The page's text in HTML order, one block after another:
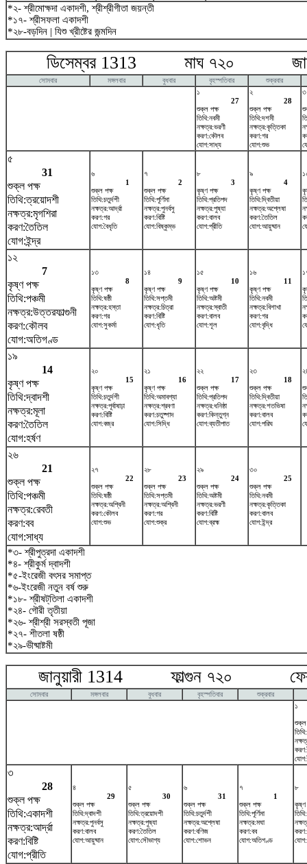
*২- শ্রীমোক্ষদা একাদশী, শ্রীশ্রীগীতা জয়ন্তী
*১৭- শ্রীসফলা একাদশী
*২৮-বড়দিন | যিশু খ্রীষ্টের জন্মদিন
ডিসেম্বর 1313 মাঘ ৭২০
সোমবার মঙ্গলবার বুধবার বৃহস্পতিবার
শুক্রবার
১
27
শুক্ল পক্ষ
তিথি:নবমী
নক্ষত্র:ভরণী
করণ:কৌলব
যোগ:সাধ্য
২
28
শুক্ল পক্ষ
তিথি:দশমী
নক্ষত্র:কৃত্তিকা
করণ:গর
যোগ:শুভ
৩
৫
31
শুক্ল পক্ষ
তিথি:ত্রয়োদশী
নক্ষত্র:মৃগশিরা
করণ:তৈতিল
যোগ:ইন্দ্র
৬
1
শুক্ল পক্ষ
তিথি:চতুর্দশী
নক্ষত্র:আর্দ্রা
করণ:গর
যোগ:বৈধৃতি
৭
2
শুক্ল পক্ষ
তিথি:পূর্ণিমা
নক্ষত্র:পুনর্বসু
করণ:বিষ্টি
যোগ:বিষ্কুম্ভ
৮
3
কৃষ্ণ পক্ষ
তিথি:প্রতিপদ
নক্ষত্র:পুষ্যা
করণ:বালব
যোগ:প্রীতি
৯
4
কৃষ্ণ পক্ষ
তিথি:দ্বিতীয়া
নক্ষত্র:অশ্লেষা
করণ:তৈতিল
যোগ:আয়ুষ্মান
১২
7
কৃষ্ণ পক্ষ
তিথি:পঞ্চমী
নক্ষত্র:উত্তরফাল্গুনী
করণ:কৌলব
যোগ:অতিগণ্ড
১৩
8
কৃষ্ণ পক্ষ
তিথি:ষষ্ঠী
নক্ষত্র:হস্তা
করণ:গর
যোগ:সুকর্মা
১৪
9
কৃষ্ণ পক্ষ
তিথি:সপ্তমী
নক্ষত্র:চিত্রা
করণ:বিষ্টি
যোগ:ধৃতি
১৫
10
কৃষ্ণ পক্ষ
তিথি:অষ্টমী
নক্ষত্র:স্বাতী
করণ:বালব
যোগ:শূল
১৬
11
কৃষ্ণ পক্ষ
তিথি:নবমী
নক্ষত্র:বিশাখা
করণ:গর
যোগ:বৃদ্ধি
১৯
14
কৃষ্ণ পক্ষ
তিথি:দ্বাদশী
নক্ষত্র:মূলা
করণ:তৈতিল
যোগ:হর্ষণ
২০
15
কৃষ্ণ পক্ষ
তিথি:চতুর্দশী
নক্ষত্র:পূর্বাষাঢ়া
করণ:বিষ্টি
যোগ:বজ্র
২১
16
কৃষ্ণ পক্ষ
তিথি:অমাবশ্যা
নক্ষত্র:শ্রবণা
করণ:চতুষ্পাদ
যোগ:সিদ্ধি
২২
17
শুক্ল পক্ষ
তিথি:প্রতিপদ
নক্ষত্র:ধনিষ্ঠা
করণ:কিন্তুগ্ন
যোগ:ব্যতীপাত
২৩
18
শুক্ল পক্ষ
তিথি:দ্বিতীয়া
নক্ষত্র:শতভিষ‌া
করণ:বালব
যোগ:পরিঘ
২৬
21
শুক্ল পক্ষ
তিথি:পঞ্চমী
নক্ষত্র:রেবতী
করণ:বব
যোগ:সাধ্য
২৭
22
শুক্ল পক্ষ
তিথি:ষষ্ঠী
নক্ষত্র:অশ্বিনী
করণ:কৌলব
যোগ:শুভ
২৮
23
শুক্ল পক্ষ
তিথি:সপ্তমী
নক্ষত্র:অশ্বিনী
করণ:গর
যোগ:শুক্র
২৯
24
শুক্ল পক্ষ
তিথি:অষ্টমী
নক্ষত্র:ভরণী
করণ:বিষ্টি
যোগ:ব্রহ্ম
৩০
25
শুক্ল পক্ষ
তিথি:নবমী
নক্ষত্র:কৃত্তিকা
করণ:বালব
যোগ:ইন্দ্র
*৩- শ্রীপুত্রদা একাদশী
*৪- শ্রীকুর্ম দ্বাদশী
*৫-ইংরেজী বৎসর সমাপ্ত
*৬-ইংরেজী নতুন বর্ষ শুরু
*১৮- শ্রীষট্‌তিলা একাদশী
*২৪- গৌরী তৃতীয়া
*২৬- শ্রীশ্রী সরস্বতী পূজা
*২৭- শীতলা ষষ্ঠী
*২৯-ভীষ্মাষ্টমী
জানুয়ারী 1314 ফাল্গুন ৭২০
সোমবার মঙ্গলবার বুধবার বৃহস্পতিবার
শুক্রবার
১
শুক্ল
৩
28
শুক্ল পক্ষ
তিথি:একাদশী
নক্ষত্র:আর্দ্রা
করণ:বিষ্টি
যোগ:প্রীতি
৪
29
শুক্ল পক্ষ
তিথি:দ্বাদশী
নক্ষত্র:পুনর্বসু
করণ:বালব
যোগ:আয়ুষ্মান
৫
30
শুক্ল পক্ষ
তিথি:ত্রয়োদশী
নক্ষত্র:পুষ্যা
করণ:তৈতিল
যোগ:সৌভাগ্য
৬
31
শুক্ল পক্ষ
তিথি:চতুর্দশী
নক্ষত্র:অশ্লেষা
করণ:বণিজ
যোগ:শোভন
৭
1
শুক্ল পক্ষ
তিথি:পূর্ণিমা
নক্ষত্র:মঘা
করণ:বব
যোগ:অতিগণ্ড
৮
কৃষ্ণ